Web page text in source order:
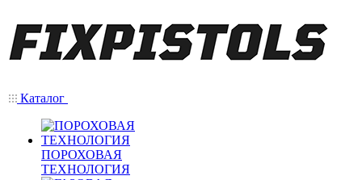
Каталог
ПОРОХОВАЯ
ТЕХНОЛОГИЯ